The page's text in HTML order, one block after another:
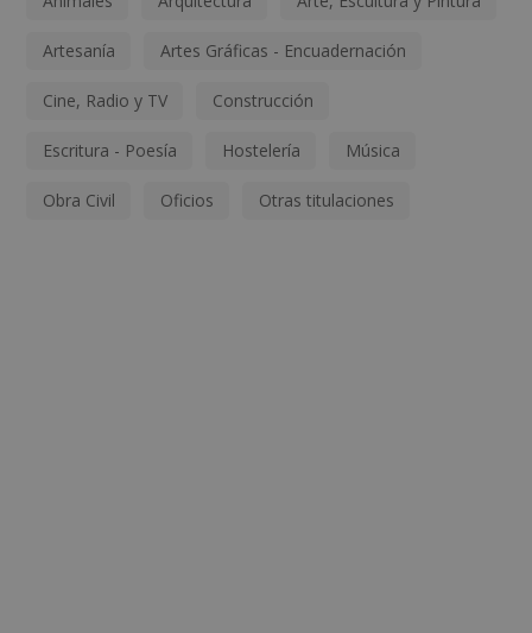
Artesanía Artes Gráficas - Encuadernación
Cine, Radio y TV Construcción
Escritura - Poesía Hostelería Música
Obra Civil Oficios Otras titulaciones